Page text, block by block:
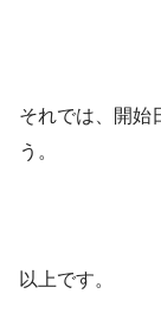
それでは、開始
う。
以上です。